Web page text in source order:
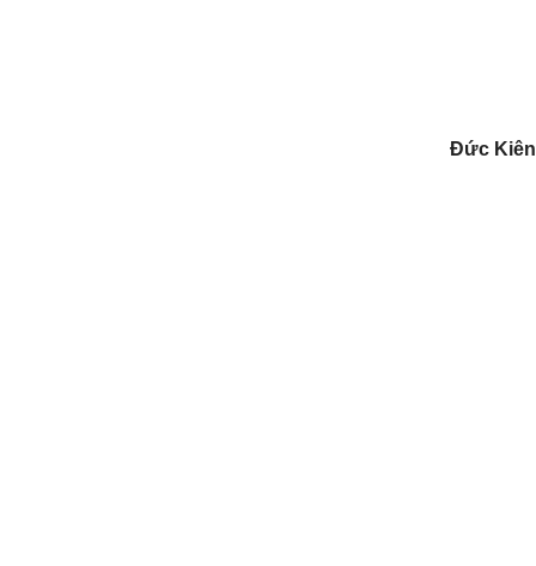
Đức Kiên